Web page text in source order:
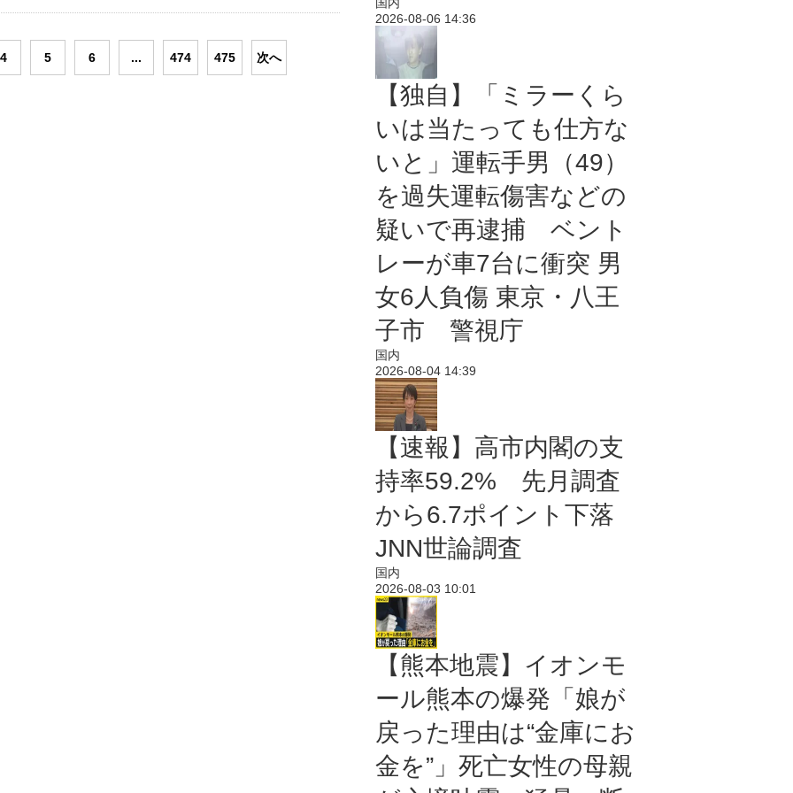
4 5 6 ... 474 475 次へ
2026-08-06 14:36
【独自】「ミラーくら
いは当たっても仕方な
いと」運転手男（49）
を過失運転傷害などの
疑いで再逮捕 ベント
レーが車7台に衝突 男
女6人負傷 東京・八王
子市 警視庁
国内
2026-08-04 14:39
【速報】高市内閣の支
持率59.2% 先月調査
から6.7ポイント下落
JNN世論調査
国内
2026-08-03 10:01
【熊本地震】イオンモ
ール熊本の爆発「娘が
戻った理由は“金庫にお
金を”」死亡女性の母親